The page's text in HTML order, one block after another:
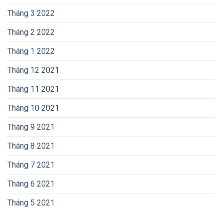
Tháng 3 2022
Tháng 2 2022
Tháng 1 2022
Tháng 12 2021
Tháng 11 2021
Tháng 10 2021
Tháng 9 2021
Tháng 8 2021
Tháng 7 2021
Tháng 6 2021
Tháng 5 2021